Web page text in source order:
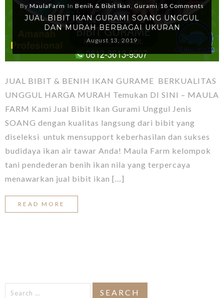
By MaulaFarm In Benih & Bibit Ikan Gurami 18 Comments
JUAL BIBIT IKAN GURAMI SOANG UNGGUL
DAN MURAH BERBAGAI UKURAN
August 13, 2019
JUAL BIBIT & BENIH IKAN GURAME BERKUALITAS
UNGGUL HARGA MURAH Temukan DI SINI – MAULA
FARM Kami Jual Bibit Ikan Gurami Unggul Jenis
SOANG dengan kualitas langsung dari bibit yang
diseleksi untuk mensupport keberhasilan dan sukses
budidaya ikan air tawar Anda! Maula Farm kelompok
tani pendederan benih ikan nila yang terpercaya
menawarkan jual bibit ikan […]
READ MORE
Search